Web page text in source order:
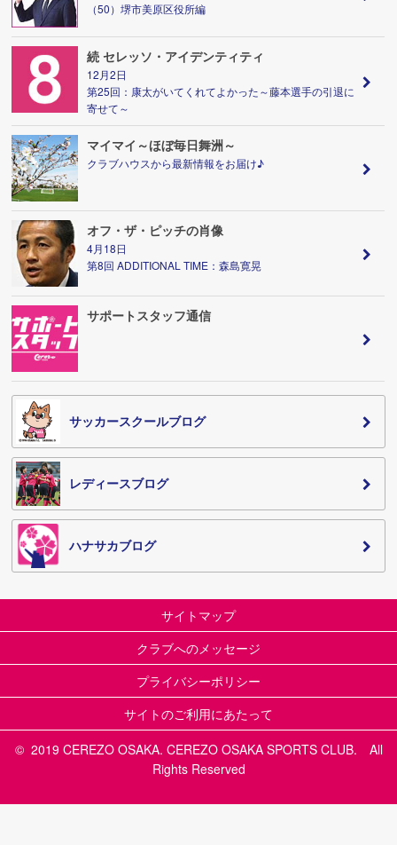
（50）堺市美原区役所編
続 セレッソ・アイデンティティ
12月2日
第25回：康太がいてくれてよかった～藤本選手の引退に
寄せて～
マイマイ～ほぼ毎日舞洲～
クラブハウスから最新情報をお届け♪
オフ・ザ・ピッチの肖像
4月18日
第8回 ADDITIONAL TIME：森島寛晃
サポートスタッフ通信
サッカースクールブログ
レディースブログ
ハナサカブログ
サイトマップ
クラブへのメッセージ
プライバシーポリシー
サイトのご利用にあたって
© 2019 CEREZO OSAKA. CEREZO OSAKA SPORTS CLUB. All
Rights Reserved